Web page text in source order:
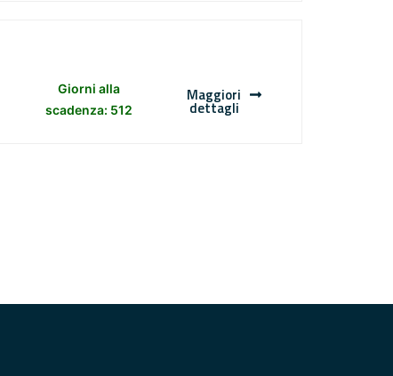
Giorni alla
scadenza: 512
Maggiori
dettagli